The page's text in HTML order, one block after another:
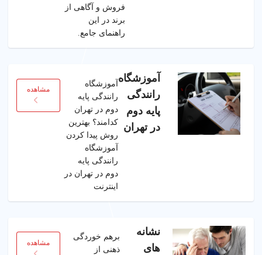
فروش و آگاهی از
برند در این
راهنمای جامع.
آموزشگاه
رانندگی
پایه دوم
در تهران
آموزشگاه
رانندگی پایه
دوم در تهران
کدامند؟ بهترین
روش پیدا کردن
آموزشگاه
رانندگی پایه
دوم در تهران در
اینترنت
مشاهده
نشانه
های
برهم خوردگی
ذهنی از
مشاهده